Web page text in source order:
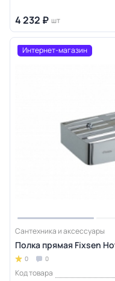
4 232 ₽ шт
Интернет-магазин
Сантехника и аксессуары
Полка прямая Fixsen
0 0
Код товара